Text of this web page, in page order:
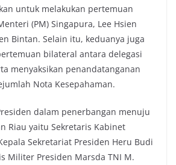
untuk melakukan pertemuan
(PM) Singapura, Lee Hsien
Bintan. Selain itu, keduanya juga
bilateral antara delegasi
menyaksikan penandatanganan
Nota Kesepahaman.
dalam penerbangan menuju
Riau yaitu Sekretaris Kabinet
Sekretariat Presiden Heru Budi
Militer Presiden Marsda TNI M.